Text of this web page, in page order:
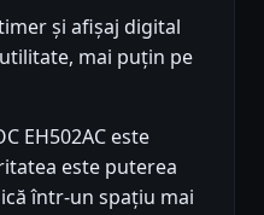
și afișaj digital
mai puțin pe
EH502AC este
este puterea
într-un spațiu mai